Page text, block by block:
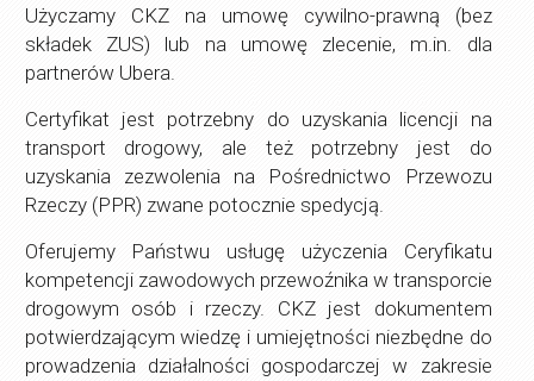
Użyczamy CKZ na umowę cywilno-prawną (bez
składek ZUS) lub na umowę zlecenie, m.in. dla
partnerów Ubera.
Certyfikat jest potrzebny do uzyskania licencji na
transport drogowy, ale też potrzebny jest do
uzyskania zezwolenia na Pośrednictwo Przewozu
Rzeczy (PPR) zwane potocznie spedycją.
Oferujemy Państwu usługę użyczenia Ceryfikatu
kompetencji zawodowych przewoźnika w transporcie
drogowym osób i rzeczy. CKZ jest dokumentem
potwierdzającym wiedzę i umiejętności niezbędne do
prowadzenia działalności gospodarczej w zakresie